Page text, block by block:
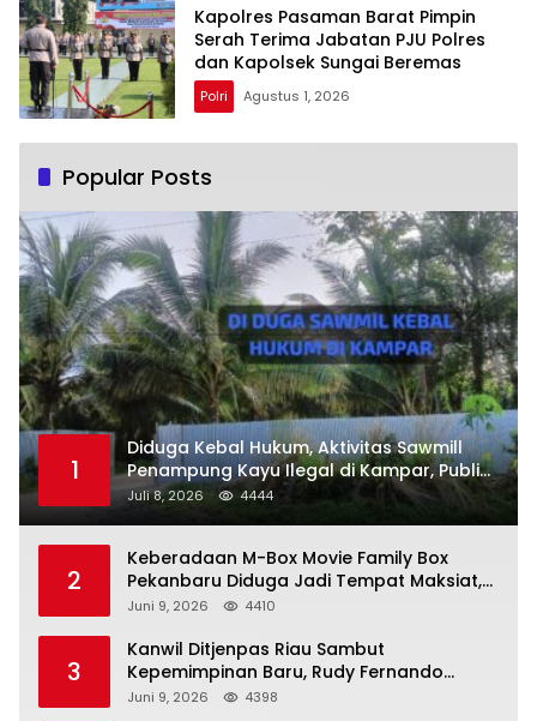
Kapolres Pasaman Barat Pimpin
Serah Terima Jabatan PJU Polres
dan Kapolsek Sungai Beremas
Polri Agustus 1, 2026
Popular Posts
1
Diduga Kebal Hukum, Aktivitas Sawmill
Penampung Kayu Ilegal di Kampar, Publik
Soroti Komitmen Penegakan Hukum Polres
Kampar
Juli 8, 2026 4444
2
Keberadaan M-Box Movie Family Box
Pekanbaru Diduga Jadi Tempat Maksiat,
Warga Resah Minta Pemerintah Lakukan
Juni 9, 2026 4410
3
Kanwil Ditjenpas Riau Sambut
Kepemimpinan Baru, Rudy Fernando
Sianturi Resmi Menjabat Kakanwil
Juni 9, 2026 4398